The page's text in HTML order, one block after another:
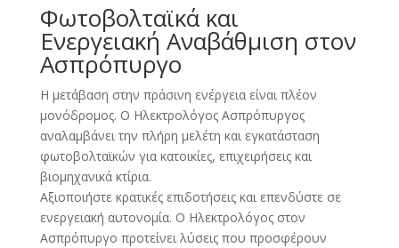
Φωτοβολταϊκά και
Ενεργειακή Αναβάθμιση στον
Ασπρόπυργο
Η μετάβαση στην πράσινη ενέργεια είναι πλέον
μονόδρομος. Ο Ηλεκτρολόγος Ασπρόπυργος
αναλαμβάνει την πλήρη μελέτη και εγκατάσταση
φωτοβολταϊκών για κατοικίες, επιχειρήσεις και
βιομηχανικά κτίρια.
Αξιοποιήστε κρατικές επιδοτήσεις και επενδύστε σε
ενεργειακή αυτονομία. Ο Ηλεκτρολόγος στον
Ασπρόπυργο προτείνει λύσεις που προσφέρουν